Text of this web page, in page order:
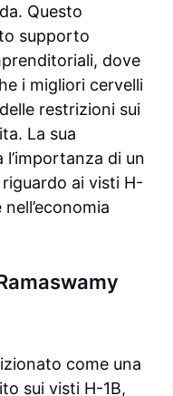
Questo
supporto
dove
i migliori cervelli
restrizioni sui
La sua
di un
ai visti H-
come una
sui visti H-1B,